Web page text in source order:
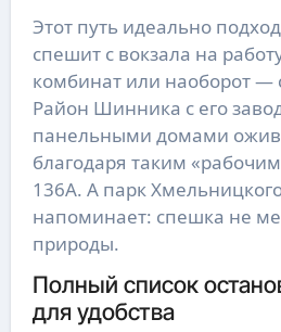
Этот путь идеально
спешит с вокзала на
комбинат или наоборот —
Район Шинника с его
панельными домами
благодаря таким
136А. А парк
напоминает: спешка не
природы.
Полный список
для удобства